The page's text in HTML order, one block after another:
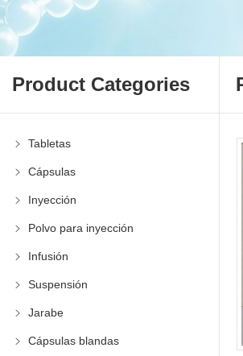
Product Categories
Tabletas
Cápsulas
Inyección
Polvo para inyección
Infusión
Suspensión
Jarabe
Cápsulas blandas